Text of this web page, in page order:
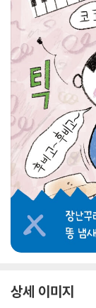
상세 이미지